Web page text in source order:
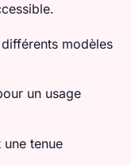
modèles
un usage
tenue